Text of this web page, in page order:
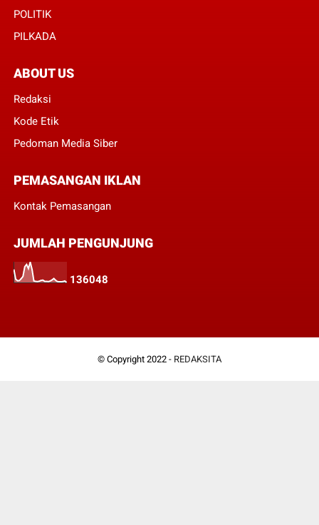
POLITIK
PILKADA
ABOUT US
Redaksi
Kode Etik
Pedoman Media Siber
PEMASANGAN IKLAN
Kontak Pemasangan
JUMLAH PENGUNJUNG
136048
© Copyright 2022 - REDAKSITA